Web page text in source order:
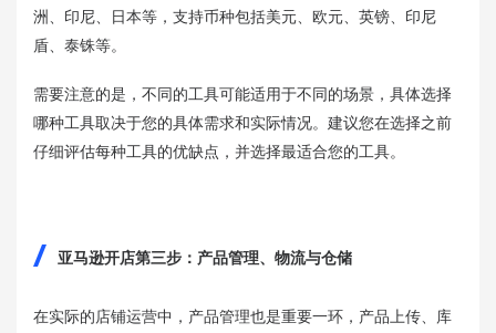
洲、印尼、日本等，支持币种包括美元、欧元、英镑、印尼
盾、泰铢等。
需要注意的是，不同的工具可能适用于不同的场景，具体选择
哪种工具取决于您的具体需求和实际情况。建议您在选择之前
仔细评估每种工具的优缺点，并选择最适合您的工具。
亚马逊开店第三步：产品管理、物流与仓储
在实际的店铺运营中，产品管理也是重要一环，产品上传、库